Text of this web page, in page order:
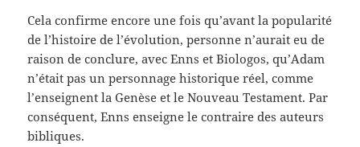
Cela confirme encore une fois qu’avant la popularité
de l’histoire de l’évolution, personne n’aurait eu de
raison de conclure, avec Enns et Biologos, qu’Adam
n’était pas un personnage historique réel, comme
l’enseignent la Genèse et le Nouveau Testament. Par
conséquent, Enns enseigne le contraire des auteurs
bibliques.